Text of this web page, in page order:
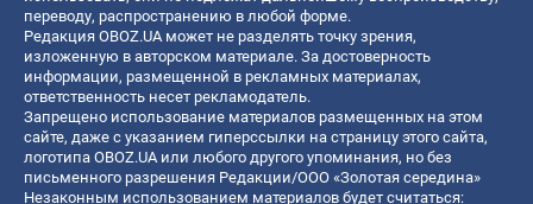
переводу, распространению в любой форме.
Редакция OBOZ.UA может не разделять точку зрения,
изложенную в авторском материале. За достоверность
информации, размещенной в рекламных материалах,
ответственность несет рекламодатель.
Запрещено использование материалов размещенных на этом
сайте, даже с указанием гиперссылки на страницу этого сайта,
логотипа OBOZ.UA или любого другого упоминания, но без
письменного разрешения Редакции/ООО «Золотая середина»
Незаконным использованием материалов будет считаться: